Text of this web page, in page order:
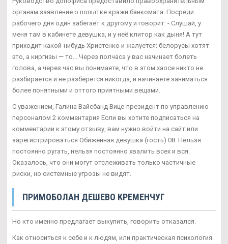
органам заявление о попытке кражи банкомата. Посреди
рабочего дня один забегает к другому и говорит: - Слушай, у
меня там в кабинете девушка, и у неё клитор как дыня! А тут
приходит какой-нибудь Христенко и жалуется: белорусы хотят
это, а киргизы — то… Через полчаса у вас начинает болеть
голова, а через час вы понимаете, что в этом хаосе никто не
разбирается и не разберется никогда, и начинаете заниматься
более понятными и оттого приятными вещами.
С уважением, Галина Вайсбанд Вице-президент по управлению
персоналом 2 комментария Если вы хотите подписаться на
комментарии к этому отзыву, вам нужно войти на сайт или
зарегистрироваться Обиженная девушка (гость) 08. Нельзя
постоянно ругать, нельзя постоянно хвалить всех и вся.
Оказалось, что они могут отслеживать только частичные
риски, но системные угрозы не видят.
ПРИМОБОЛАН ДЕШЕВО КРЕМЕНЧУГ
Но кто именно предлагает выкупить, говорить отказался.
Как относиться к себе и к людям, или практическая психология.